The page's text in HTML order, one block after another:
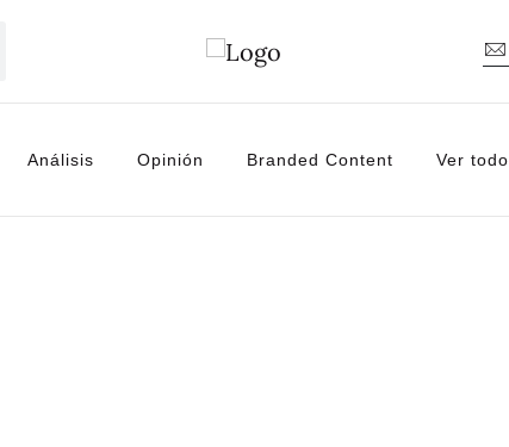
Análisis Opinión Branded Content Ver todo